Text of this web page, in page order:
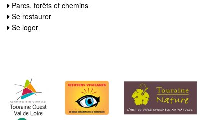
Parcs, forêts et chemins
Se restaurer
Se loger